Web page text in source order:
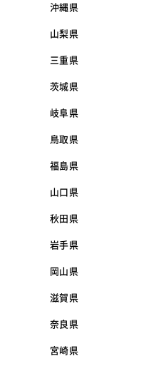
沖縄県
山梨県
三重県
茨城県
岐阜県
鳥取県
福島県
山口県
秋田県
岩手県
岡山県
滋賀県
奈良県
宮崎県